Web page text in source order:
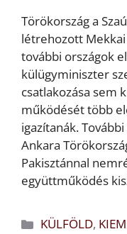
Törökország a
létrehozott
további országok
külügyminiszter
csatlakozása sem
működését több
igazítanák.
Ankara
Pakisztánnal
együttműködés
Kategória
KÜLFÖLD,